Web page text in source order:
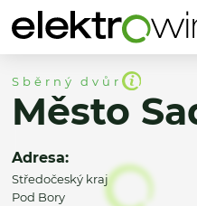
Sběrný dvůr
Město
Adresa:
Středočeský kraj
Pod Bory